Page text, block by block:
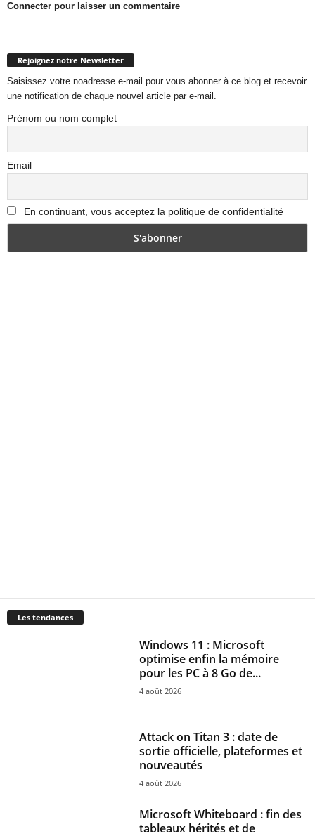
Connecter pour laisser un commentaire
Rejoignez notre Newsletter
Saisissez votre noadresse e-mail pour vous abonner à ce blog et recevoir
une notification de chaque nouvel article par e-mail.
Prénom ou nom complet
Email
En continuant, vous acceptez la politique de confidentialité
Les tendances
Windows 11 : Microsoft
optimise enfin la mémoire
pour les PC à 8 Go de...
4 août 2026
Attack on Titan 3 : date de
sortie officielle, plateformes et
nouveautés
4 août 2026
Microsoft Whiteboard : fin des
tableaux hérités et de